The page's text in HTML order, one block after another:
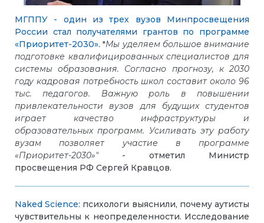
МГППУ - один из трех вузов Минпросвещения
России стал получателями грантов по программе
«Приоритет-2030». "Мы уделяем большое внимание
подготовке квалифицированных специалистов для
системы образования. Согласно прогнозу, к 2030
году кадровая потребность школ составит около 96
тыс. педагогов. Важную роль в повышении
привлекательности вузов для будущих студентов
играет качество инфраструктуры и
образовательных программ. Усиливать эту работу
вузам позволяет участие в программе
«Приоритет-2030»" - отметил Министр
просвещения РФ Сергей Кравцов.
Naked Science: психологи выяснили, почему аутисты
чувствительны к неопределенности. Исследование